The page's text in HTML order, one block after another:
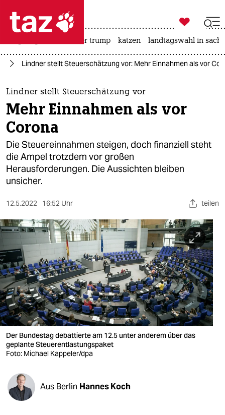
 taz zahl ich
taz zahl ich
themen
politik
öko
gesellschaft
kultur
sport
berlin
nord
wahrheit
verlag
verlag
veranstaltungen
shop
fragen & hilfe
unterstützen

taz zahl ich
usa unter trump katzen landtagswahl in
Lindner stellt Steuerschätzung vor: Mehr Einnahmen als vor
Lindner stellt Steuerschätzung vor
Mehr Einnahmen als vor
Corona
Die Steuereinnahmen steigen, doch finanziell steht
die Ampel trotzdem vor großen
Herausforderungen. Die Aussichten bleiben
unsicher.
12.5.2022 16:52 Uhr teilen
Der Bundestag debattierte am 12.5 unter anderem über das
geplante Steuerentlastungspaket
Foto: Michael Kappeler/dpa
Aus Berlin Hannes Koch